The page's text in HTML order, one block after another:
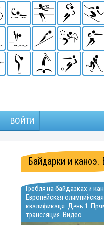
ВОЙТИ
Байдарки и каноэ.
Гребля на байдарках и
Европейская олимпийская
квалификаця. День 1.
трансляция. Видео